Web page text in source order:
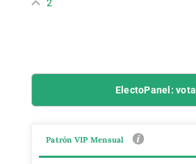
2
ElectoPanel: vota
Patrón VIP Mensual